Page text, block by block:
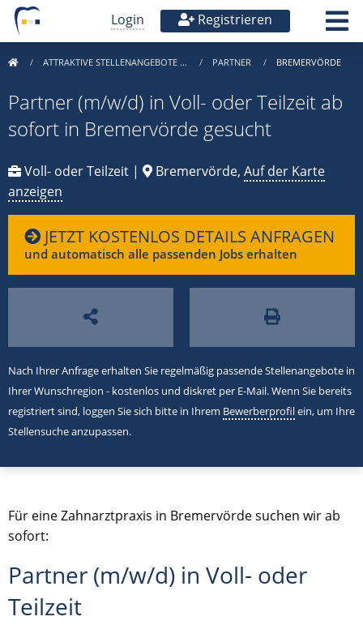
Login Registrieren
ATTRAKTIVE STELLENANGEBOTE … PARTNER BREMERVÖRDE
Partner (m/w/d) in Voll- oder Teilzeit ab
sofort in Bremervörde gesucht
Voll- oder Teilzeit | Bremervörde, Auf der Karte
anzeigen
JETZT KOSTENLOS DETAILS ANFRAGEN
und automatisch alle passenden Jobs erhalten
Nach Ihrer Anfrage erhalten Sie regelmäßig passende Stellenangebote in
Ihrer Wunschregion - kostenlos und diskret per E-Mail. Wenn Sie bereits
registriert sind, loggen Sie sich bitte in Ihrem Bewerberprofilein, um Ihre
Stellensuche anzupassen.
Für eine Zahnarztpraxis in Bremervörde suchen wir ab
sofort:
Partner (m/w/d) in Voll- oder
Teilzeit